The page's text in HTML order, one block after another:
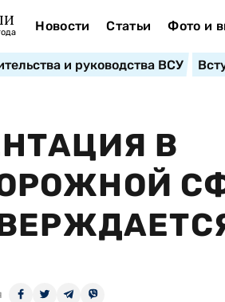
Новости Статьи Фото и
и руководства ВСУ
В